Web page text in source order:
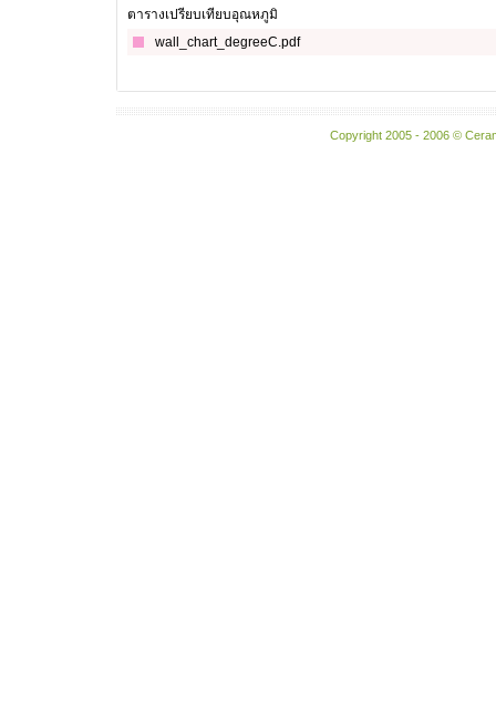
ตารางเปรียบเทียบอุณหภูมิ
wall_chart_degreeC.pdf
Copyright 2005 - 2006 ©